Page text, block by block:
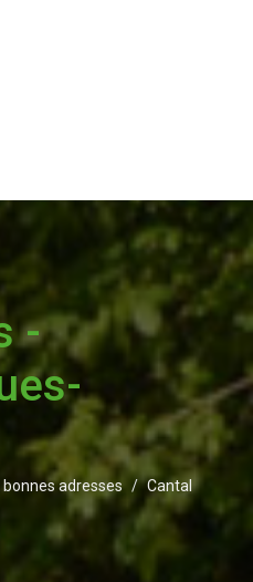
-
adresses
Cantal